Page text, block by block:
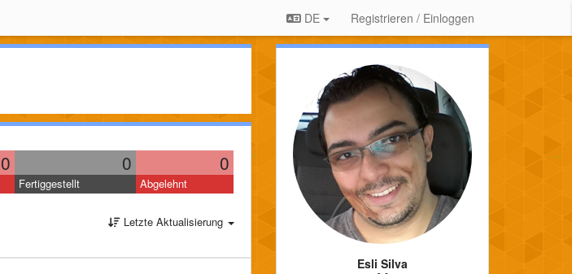
DE Registrieren / Einloggen
0 0 0
Fertiggestellt Abgelehnt
Letzte Aktualisierung
Esli Silva